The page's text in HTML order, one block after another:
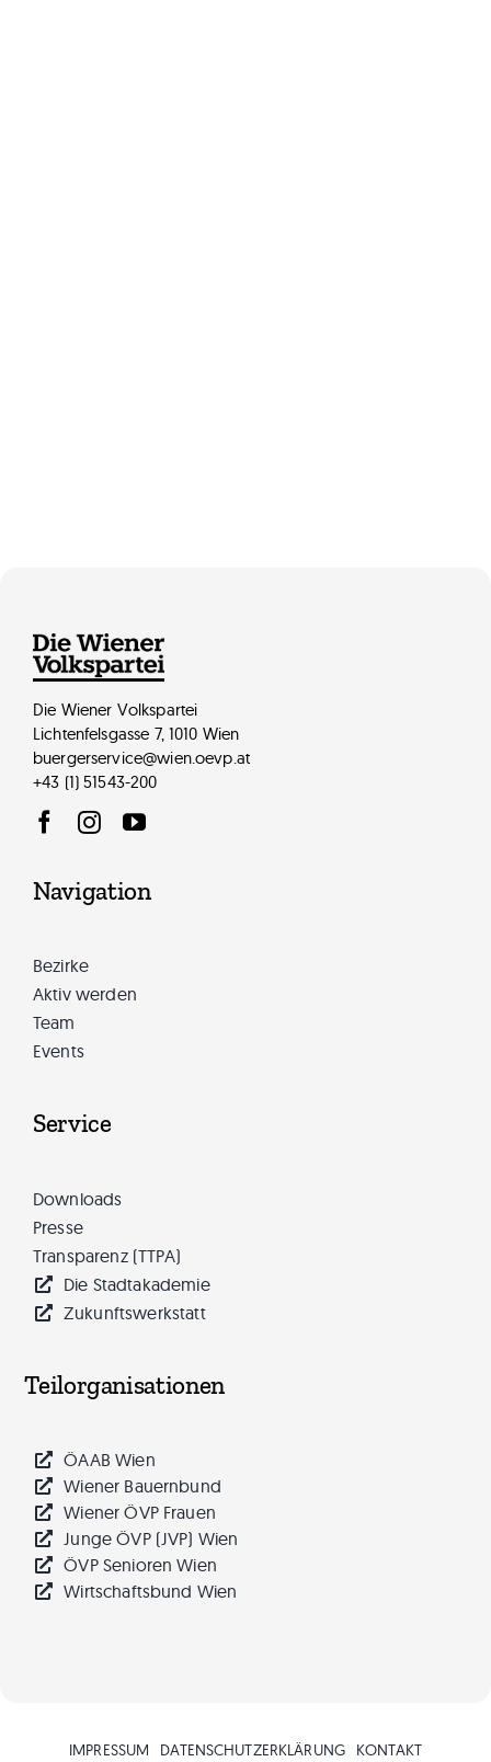
Die Wiener Volkspartei
Lichtenfelsgasse 7, 1010 Wien
buergerservice@wien.oevp.at
+43 (1) 51543-200
Navigation
Bezirke
Aktiv werden
Team
Events
Service
Downloads
Presse
Transparenz (TTPA)
Die Stadtakademie
Zukunftswerkstatt
Teilorganisationen
ÖAAB Wien
Wiener Bauernbund
Wiener ÖVP Frauen
Junge ÖVP (JVP) Wien
ÖVP Senioren Wien
Wirtschaftsbund Wien
IMPRESSUM DATEN­SCHUTZ­ERKLÄRUNG KONTAKT